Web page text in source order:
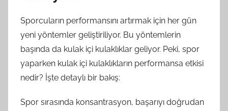
Sporcuların performansını artırmak için her gün
yeni yöntemler geliştiriliyor. Bu yöntemlerin
başında da kulak içi kulaklıklar geliyor. Peki, spor
yaparken kulak içi kulaklıkların performansa etkisi
nedir? İşte detaylı bir bakış:
Spor sırasında konsantrasyon, başarıyı doğrudan